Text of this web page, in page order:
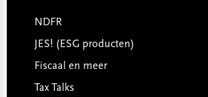
NDFR
JES! (ESG producten)
Fiscaal en meer
Tax Talks